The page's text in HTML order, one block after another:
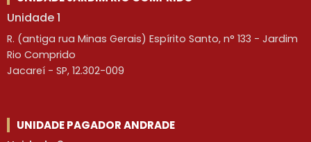
Unidade 1
R. (antiga rua Minas Gerais) Espírito Santo, n° 133 - Jardim
Rio Comprido
Jacareí - SP, 12.302-009
UNIDADE PAGADOR ANDRADE